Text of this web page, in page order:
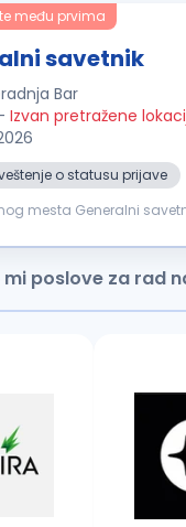
među prvima
savetnik
Bar
Izvan pretražene
o statusu prijave
mesta Generalni
mi poslove za rad